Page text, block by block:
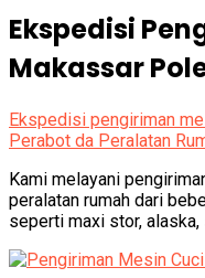
Ekspedisi
Makassar
Ekspedisi pengiriman
Perabot da Peralatan
Kami melayani
peralatan rumah dari
seperti maxi stor,